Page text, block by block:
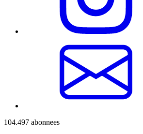
104.497 abonnees